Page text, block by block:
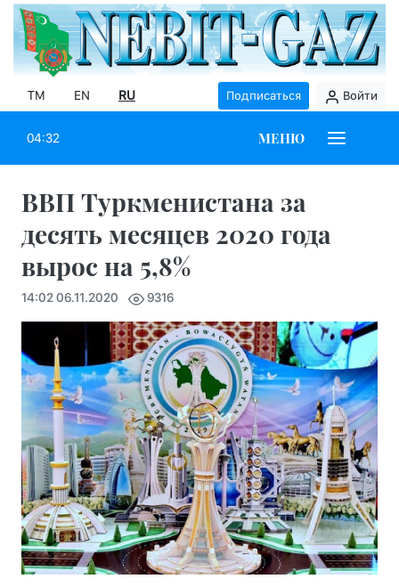
TM EN RU Подписаться Войти
04:32 МЕНЮ
ВВП Туркменистана за
десять месяцев 2020 года
вырос на 5,8%
14:02 06.11.2020 9316